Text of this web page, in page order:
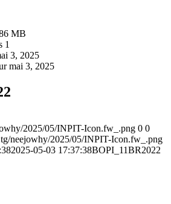
MB
1
3, 2025
mai 3, 2025
2025/05/INPIT-Icon.fw_.png 0 0
neejowhy/2025/05/INPIT-Icon.fw_.png
2025-05-03 17:37:38BOPI_11BR2022